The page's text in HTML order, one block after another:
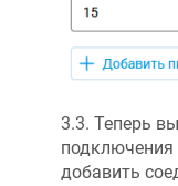
3.3. Теперь
подключения
добавить